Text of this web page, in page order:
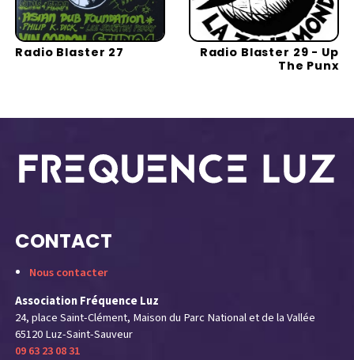
Radio Blaster 27
Radio Blaster 29 - Up
The Punx
CONTACT
Nous contacter
Association Fréquence Luz
24, place Saint-Clément, Maison du Parc National et de la Vallée
65120 Luz-Saint-Sauveur
09 63 23 08 31